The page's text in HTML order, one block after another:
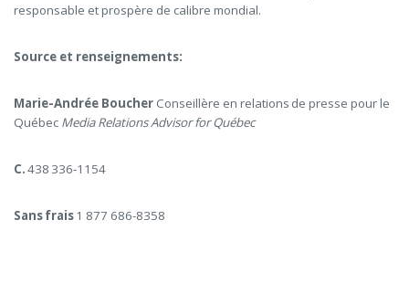
responsable et prospère de calibre mondial.
Source et renseignements:
Marie-Andrée Boucher Conseillère en relations de presse pour le
Québec Media Relations Advisor for Québec
C.438 336-1154
Sans frais1 877 686-8358